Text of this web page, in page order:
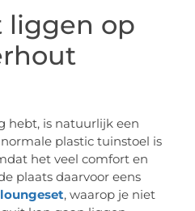
liggen op
hebt, is natuurlijk een
plastic tuinstoel is
het veel comfort en
plaats daarvoor eens
, waarop je niet